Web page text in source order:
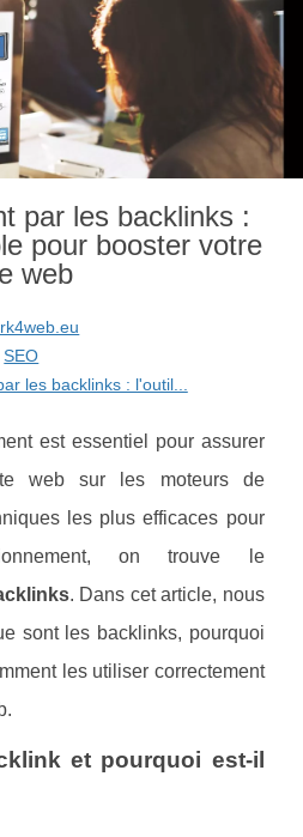
par les backlinks :
pour booster votre
web
SEO
les backlinks : l'outil...
est essentiel pour assurer
web sur les moteurs de
les plus efficaces pour
on trouve le
. Dans cet article, nous
sont les backlinks, pourquoi
les utiliser correctement
et pourquoi est-il